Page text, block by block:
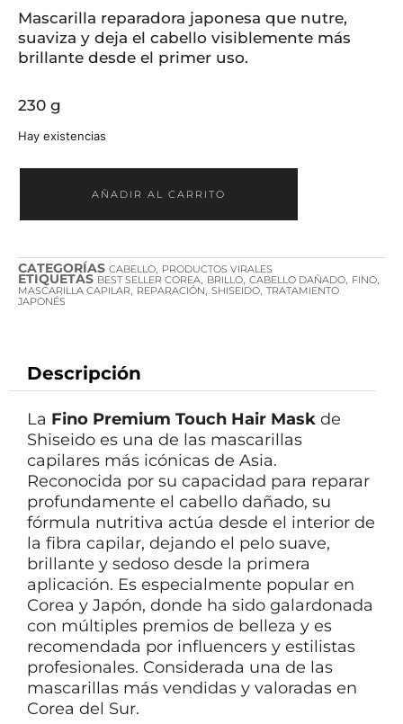
Mascarilla reparadora japonesa que nutre,
suaviza y deja el cabello visiblemente más
brillante desde el primer uso.
230 g
Hay existencias
AÑADIR AL CARRITO
CATEGORÍAS CABELLO, PRODUCTOS VIRALES
ETIQUETAS BEST SELLER COREA, BRILLO, CABELLO DAÑADO, FINO,
MASCARILLA CAPILAR, REPARACIÓN, SHISEIDO, TRATAMIENTO
JAPONÉS
Descripción
La Fino Premium Touch Hair Mask de
Shiseido es una de las mascarillas
capilares más icónicas de Asia.
Reconocida por su capacidad para reparar
profundamente el cabello dañado, su
fórmula nutritiva actúa desde el interior de
la fibra capilar, dejando el pelo suave,
brillante y sedoso desde la primera
aplicación. Es especialmente popular en
Corea y Japón, donde ha sido galardonada
con múltiples premios de belleza y es
recomendada por influencers y estilistas
profesionales. Considerada una de las
mascarillas más vendidas y valoradas en
Corea del Sur.